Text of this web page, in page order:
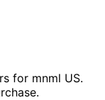
for mnml US.